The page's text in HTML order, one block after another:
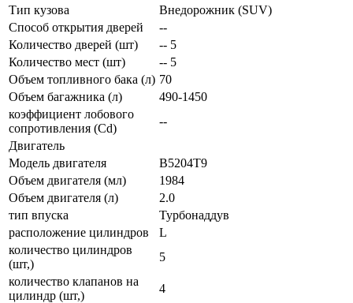
Тип кузова
Внедорожник (SUV)
Способ открытия дверей
--
Количество дверей (шт)
-- 5
Количество мест (шт)
-- 5
Объем топливного бака (л) 70
Объем багажника (л)
490-1450
коэффициент лобового
сопротивления (Cd)
--
Двигатель
Модель двигателя
B5204T9
Объем двигателя (мл)
1984
Объем двигателя (л)
2.0
тип впуска
Турбонаддув
расположение цилиндров
L
количество цилиндров
(шт,)
5
количество клапанов на
цилиндр (шт,)
4